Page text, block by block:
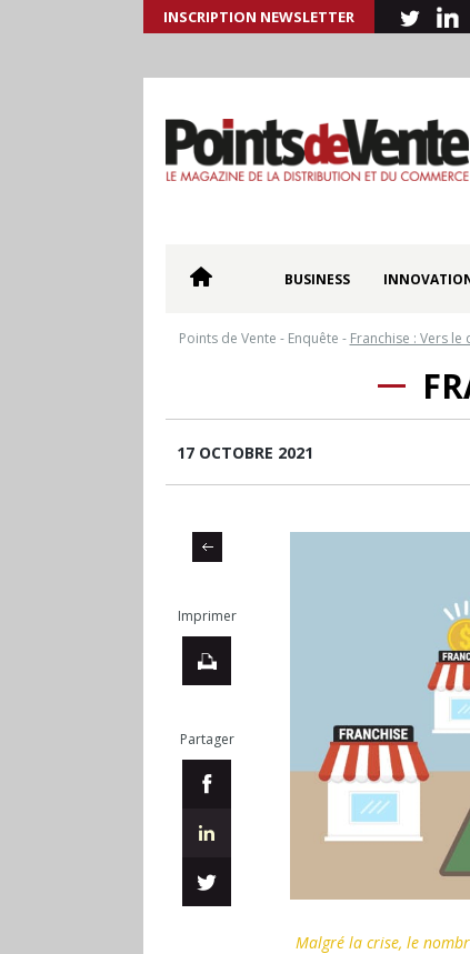
INSCRIPTION NEWSLETTER
BUSINESS
Points de Vente - Enquête - Franchise : Vers le
17 OCTOBRE 2021
Imprimer
Partager
Malgré la crise, le